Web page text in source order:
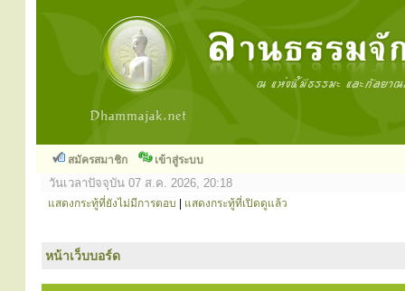
สมัครสมาชิก เข้าสู่ระบบ
วันเวลาปัจจุบัน 07 ส.ค. 2026, 20:18
แสดงกระทู้ที่ยังไม่มีการตอบ แสดงกระทู้ที่เปิดดูแล้ว
หน้าเว็บบอร์ด